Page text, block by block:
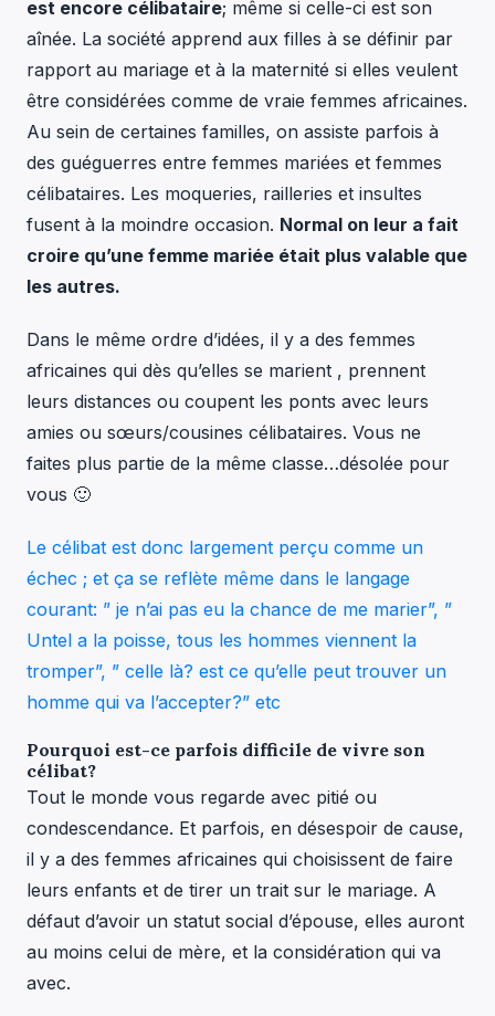
est encore célibataire; même si celle-ci est son
aînée. La société apprend aux filles à se définir par
rapport au mariage et à la maternité si elles veulent
être considérées comme de vraie femmes africaines.
Au sein de certaines familles, on assiste parfois à
des guéguerres entre femmes mariées et femmes
célibataires. Les moqueries, railleries et insultes
fusent à la moindre occasion. Normal on leur a fait
croire qu’une femme mariée était plus valable que
les autres.
Dans le même ordre d’idées, il y a des femmes
africaines qui dès qu’elles se marient , prennent
leurs distances ou coupent les ponts avec leurs
amies ou sœurs/cousines célibataires. Vous ne
faites plus partie de la même classe…désolée pour
vous 🙂
Le célibat est donc largement perçu comme un
échec ; et ça se reflète même dans le langage
courant: ” je n’ai pas eu la chance de me marier”, ”
Untel a la poisse, tous les hommes viennent la
tromper”, ” celle là? est ce qu’elle peut trouver un
homme qui va l’accepter?” etc
Pourquoi est-ce parfois difficile de vivre son
célibat?
Tout le monde vous regarde avec pitié ou
condescendance. Et parfois, en désespoir de cause,
il y a des femmes africaines qui choisissent de faire
leurs enfants et de tirer un trait sur le mariage. A
défaut d’avoir un statut social d’épouse, elles auront
au moins celui de mère, et la considération qui va
avec.